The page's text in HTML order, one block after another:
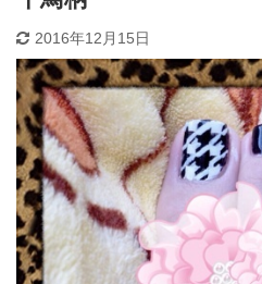
2016年12月15日